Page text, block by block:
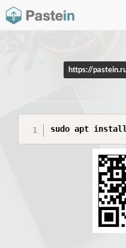
https://
sudo apt